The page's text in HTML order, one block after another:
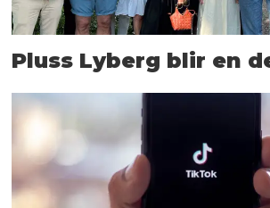
Pluss Lyberg blir en